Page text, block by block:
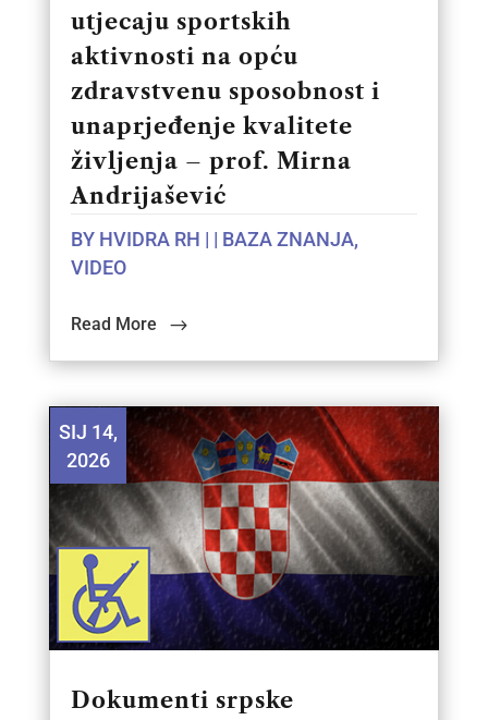
utjecaju sportskih
aktivnosti na opću
zdravstvenu sposobnost i
unaprjeđenje kvalitete
življenja – prof. Mirna
Andrijašević
BY HVIDRA RH | | BAZA ZNANJA,
VIDEO
Read More
Dokumenti srpske
SIJ 14,
2026